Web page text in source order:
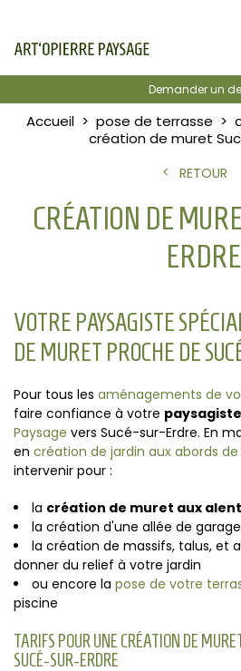
Demander un
Accueil pose de terrasse
création de muret
RETOUR
CRÉATION DE
ERDRE
VOTRE PAYSAGISTE
DE MURET PROCHE DE
Pour tous les aménagements de
faire confiance à votre paysagiste
Paysage vers Sucé-sur-Erdre. En
en création de jardin aux abords
intervenir pour :
la création de muret aux
la création d'une allée de garage
la création de massifs, talus, et
donner du relief à votre jardin
ou encore la pose de votre
piscine
TARIFS POUR UNE CRÉATION DE
SUCÉ-SUR-ERDRE